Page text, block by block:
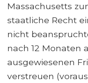
Massachusetts
staatliche Recht
nicht
nach 12 Monaten
ausgewiesenen
verstreuen